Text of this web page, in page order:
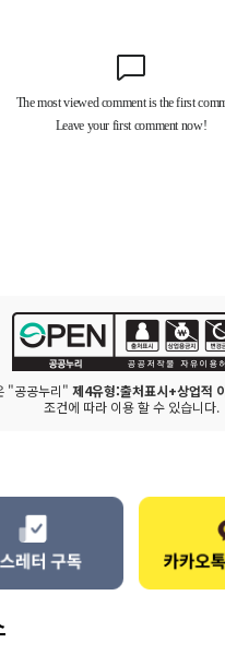
"공공누리" 제4유형:출처표시+상업적
조건에 따라 이용 할 수 있습니다.